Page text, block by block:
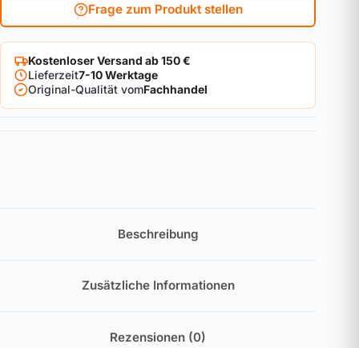
Frage zum Produkt stellen
Kostenloser Versand ab 150 €
Lieferzeit7-10 Werktage
Original-Qualität vomFachhandel
Beschreibung
Zusätzliche Informationen
Rezensionen (0)